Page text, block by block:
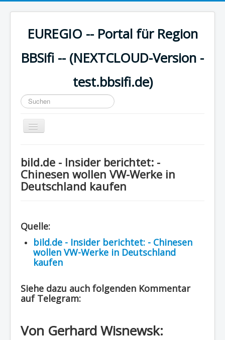
EUREGIO -- Portal für Region
BBSifi -- (NEXTCLOUD-Version -
test.bbsifi.de)
Suchen
...
Navigation
an/aus
H A U P T M E N Ü
EUREGIO - Inhalte
Region - BBSifi
Verlag
bild.de - Insider berichtet: -
Chinesen wollen VW-Werke in
Deutschland kaufen
Quelle:
bild.de - Insider berichtet: - Chinesen
wollen VW-Werke in Deutschland
kaufen
Siehe dazu auch folgenden Kommentar
auf Telegram:
Von Gerhard Wisnewsk: